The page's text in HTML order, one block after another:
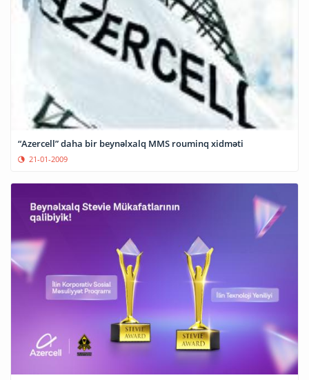
“Azercell” daha bir beynəlxalq MMS rouminq xidməti
21-01-2009